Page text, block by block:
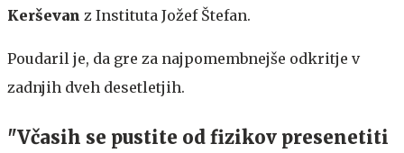
Kerševan z Instituta Jožef Štefan.
Poudaril je, da gre za najpomembnejše odkritje v
zadnjih dveh desetletjih.
"Včasih se pustite od fizikov presenetiti